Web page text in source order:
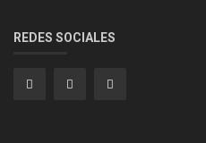
REDES SOCIALES